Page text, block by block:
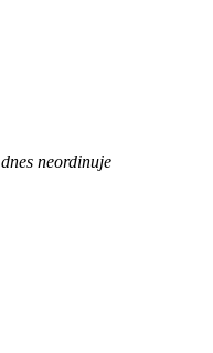
dnes neordinuje